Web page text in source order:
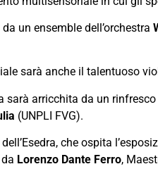
un ensemble dell’orchestra
sarà anche il talentuoso
sarà arricchita da un
(UNPLI FVG).
dell’Esedra, che ospita
Lorenzo Dante Ferro,